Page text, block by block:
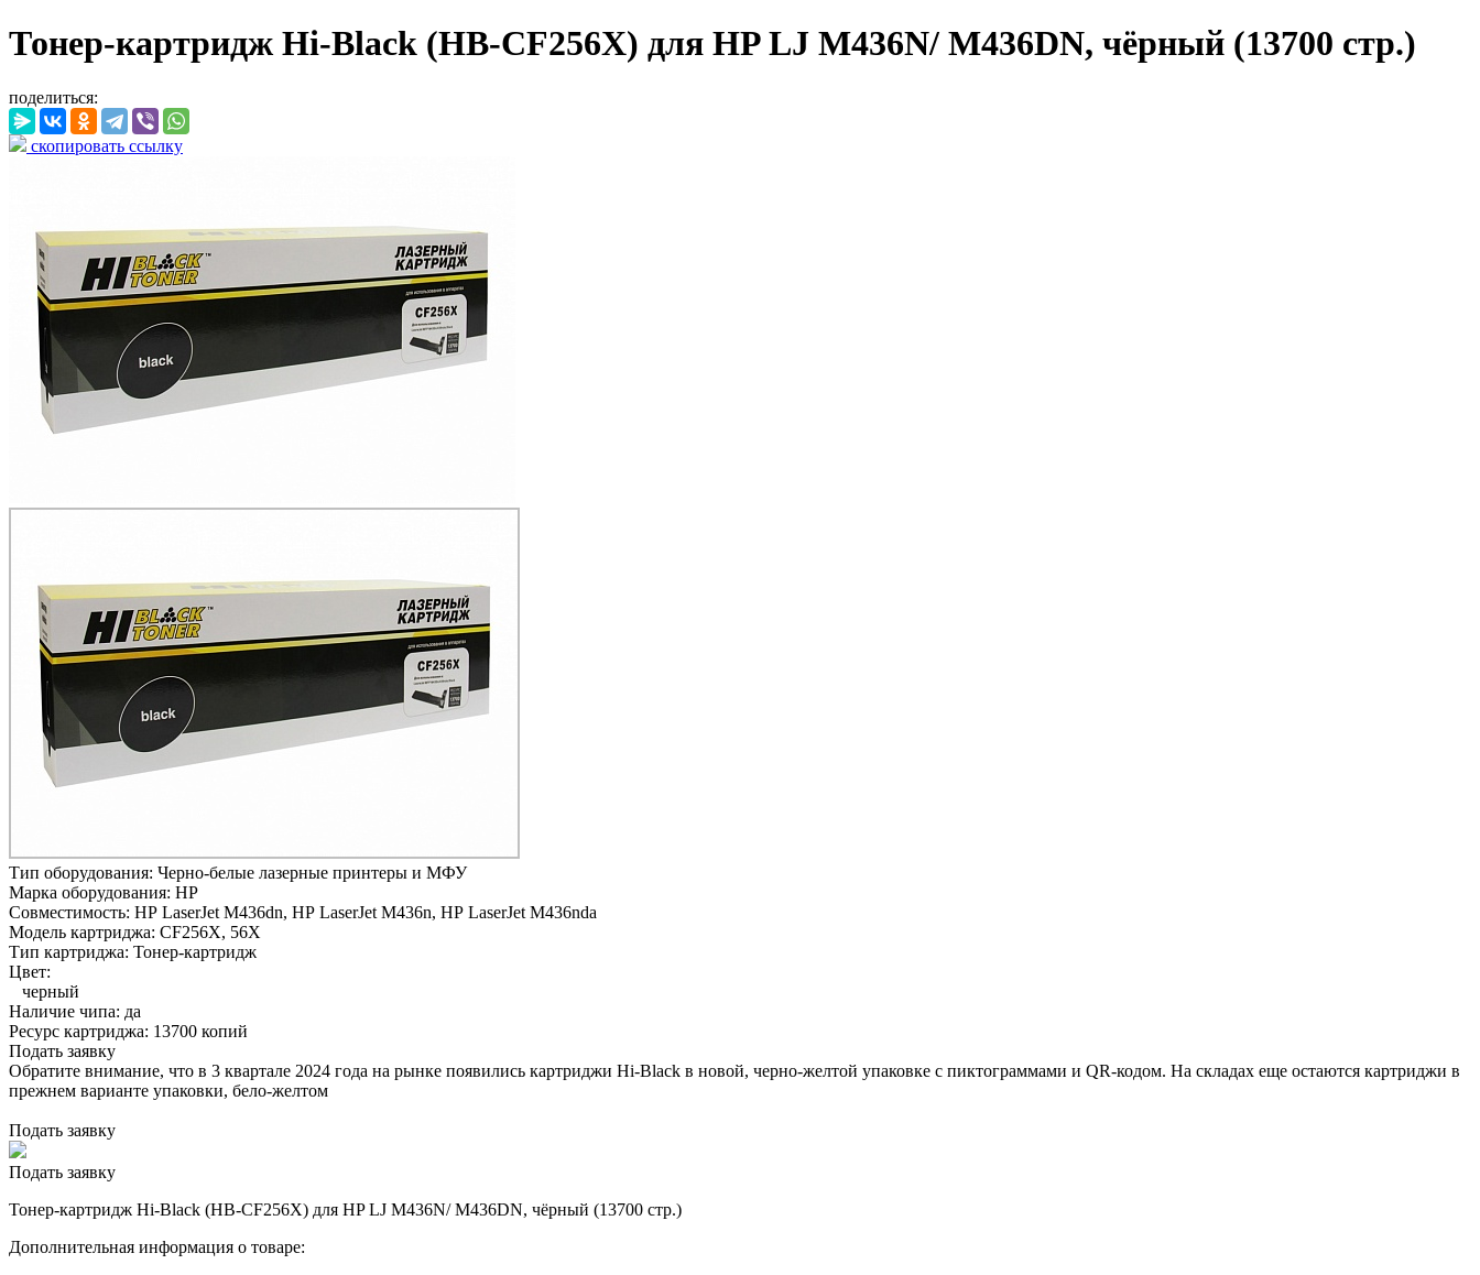
Тонер-картридж Hi-Black (HB-CF256X) для HP LJ M436N/ M436DN, чёрный (13700 стр.)
поделиться:
скопировать ссылку
Тип оборудования: Черно-белые лазерные принтеры и МФУ
Марка оборудования: HP
Совместимость: HP LaserJet M436dn, HP LaserJet M436n, HP LaserJet M436nda
Модель картриджа: CF256X, 56X
Тип картриджа: Тонер-картридж
Цвет:
черный
Наличие чипа: да
Ресурс картриджа: 13700 копий
Подать заявку
Обратите внимание, что в 3 квартале 2024 года на рынке появились картриджи Hi-Black в новой, черно-желтой упаковке с пиктограммами и QR-кодом. На складах еще остаются картриджи в
прежнем варианте упаковки, бело-желтом
Подать заявку
Подать заявку
Тонер-картридж Hi-Black (HB-CF256X) для HP LJ M436N/ M436DN, чёрный (13700 стр.)
Дополнительная информация о товаре: